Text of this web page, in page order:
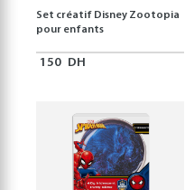
Set créatif Disney Zootopia
pour enfants
150 DH